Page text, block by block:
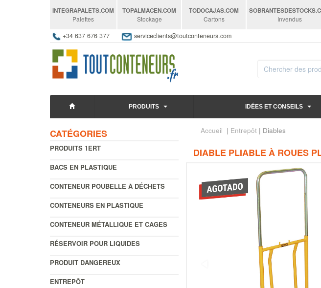
INTEGRAPALETS.COM
Palettes
TOPALMACEN.COM
Stockage
TODOCAJAS.COM
Cartons
SOBRANTESDESTOCKS
Invendus
+34 637 676 377 serviceclients@toutconteneurs.com
PRODUITS IDÉES ET CONSEILS
CATÉGORIES
PRODUITS 1ERT
BACS EN PLASTIQUE
CONTENEUR POUBELLE À DÉCHETS
CONTENEURS EN PLASTIQUE
CONTENEUR MÉTALLIQUE ET CAGES
RÉSERVOIR POUR LIQUIDES
PRODUIT DANGEREUX
ENTREPÔT
Accueil | Entrepôt| Diables
DIABLE PLIABLE À ROUES